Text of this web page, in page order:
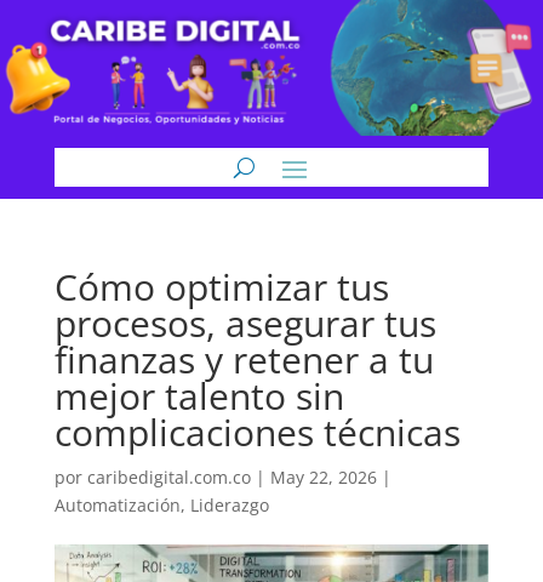
Cómo optimizar tus
procesos, asegurar tus
finanzas y retener a tu
mejor talento sin
complicaciones técnicas
por caribedigital.com.co| May 22, 2026|
Automatización, Liderazgo